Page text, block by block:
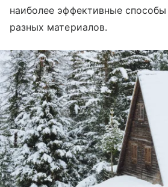
наиболее эффективные
разных материалов.